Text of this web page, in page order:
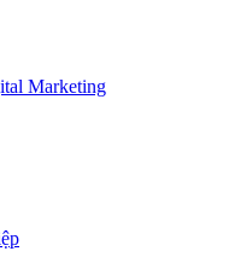
Marketing